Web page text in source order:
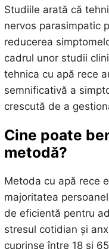
Studiile arată că
nervos parasimpatic
reducerea
cadrul unor studii
tehnica cu apă rece
semnificativă a
crescută de a
Cine poate
metodă?
Metoda cu apă rece
majoritatea
de eficientă pentru
stresul cotidian și
cuprinse între 18 și